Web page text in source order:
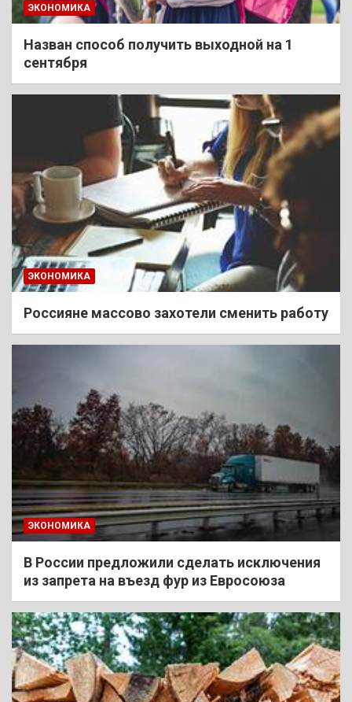
ЭКОНОМИКА
Назван способ получить выходной на 1
сентября
ЭКОНОМИКА
Россияне массово захотели сменить работу
ЭКОНОМИКА
В России предложили сделать исключения
из запрета на въезд фур из Евросоюза